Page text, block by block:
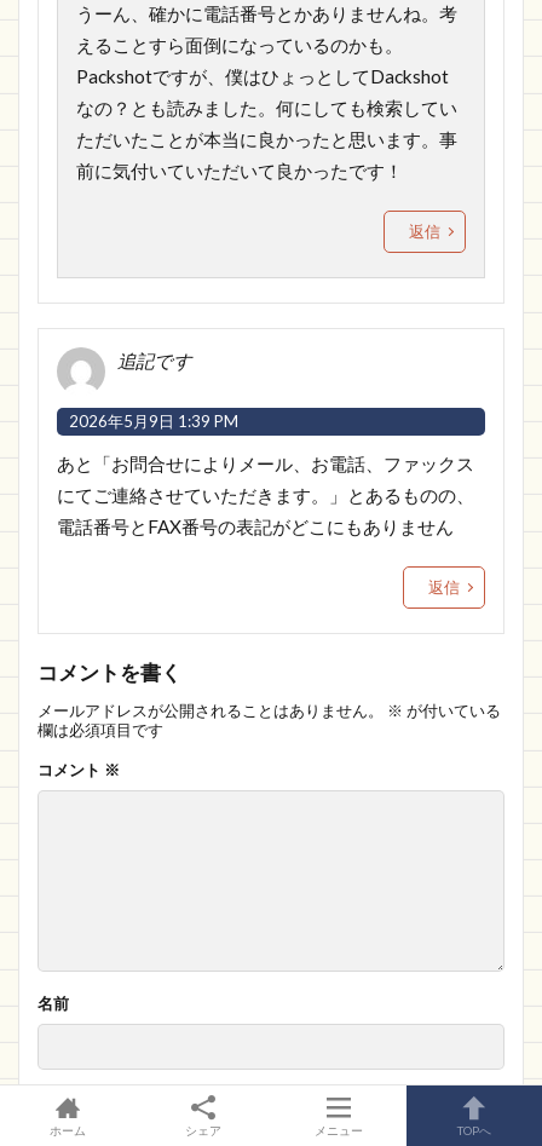
うーん、確かに電話番号とかありませんね。考
えることすら面倒になっているのかも。
Packshotですが、僕はひょっとしてDackshot
なの？とも読みました。何にしても検索してい
ただいたことが本当に良かったと思います。事
前に気付いていただいて良かったです！
返信
追記です
2026年5月9日 1:39 PM
あと「お問合せによりメール、お電話、ファックス
にてご連絡させていただきます。」とあるものの、
電話番号とFAX番号の表記がどこにもありません
返信
コメントを書く
メールアドレスが公開されることはありません。 ※ が付いている
欄は必須項目です
コメント ※
名前
メール
ホーム シェア メニュー TOPへ